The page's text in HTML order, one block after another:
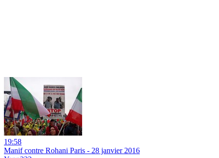
19:58
Manif contre Rohani Paris - 28 janvier 2016